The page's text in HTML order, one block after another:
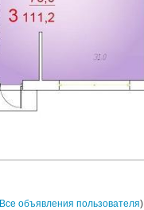
Все объявления пользователя)